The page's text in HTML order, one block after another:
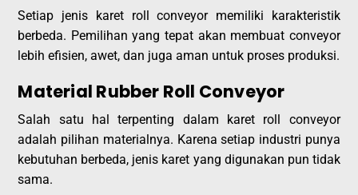
Setiap jenis karet roll conveyor memiliki karakteristik
berbeda. Pemilihan yang tepat akan membuat conveyor
lebih efisien, awet, dan juga aman untuk proses produksi.
Material Rubber Roll Conveyor
Salah satu hal terpenting dalam karet roll conveyor
adalah pilihan materialnya. Karena setiap industri punya
kebutuhan berbeda, jenis karet yang digunakan pun tidak
sama.